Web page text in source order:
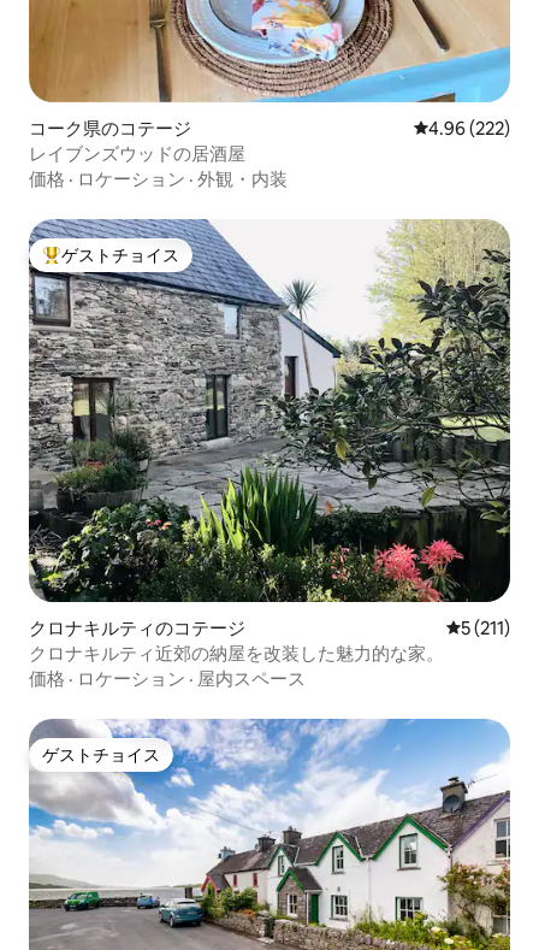
コーク県のコテージ レビュー222
4.96 (222)
レイブンズウッドの居酒屋
価格 · ロケーション · 外観・内装
大好評のゲストチョイスです。
ゲストチョイス
クロナキルティのコテージ レビュー
5 (211)
クロナキルティ近郊の納屋を改装した魅力的な家。
価格 · ロケーション · 屋内スペース
ゲストチョイス
ゲストチョイス